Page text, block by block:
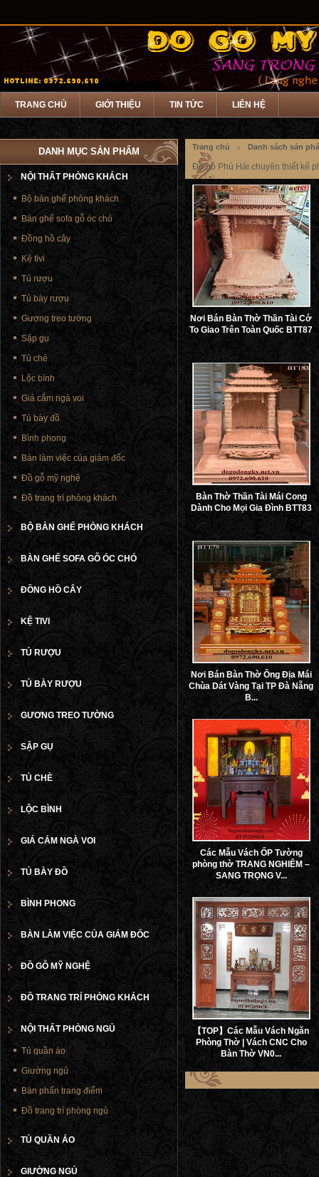
TRANG CHỦ GIỚI THIỆU TIN TỨC LIÊN HỆ
Trang chủ Danh sách sản
Đồ gỗ Phú Hải chuyên thiết kế
Nơi Bán Bàn Thờ Thần Tài Cớ
To Giao Trên Toàn Quốc BTT87
Bàn Thờ Thần Tài Mái Cong
Dành Cho Mọi Gia Đình BTT83
Nơi Bán Bàn Thờ Ông Địa Mái
Chùa Dát Vàng Tại TP Đà Nẵng
B...
Các Mẫu Vách ỐP Tường
phòng thờ TRANG NGHIÊM –
SANG TRỌNG V...
【TOP】Các Mẫu Vách Ngăn
Phòng Thờ | Vách CNC Cho
Bàn Thờ VN0...
DANH MỤC SẢN PHẨM
NỘI THẤT PHÒNG KHÁCH
Bộ bàn ghế phòng khách
Bàn ghế sofa gỗ óc chó
Đồng hồ cây
Kệ tivi
Tủ rượu
Tủ bày rượu
Gương treo tường
Sập gụ
Tủ chè
Lộc bình
Giá cắm ngà voi
Tủ bày đồ
Bình phong
Bàn làm việc của giám đốc
Đồ gỗ mỹ nghệ
Đồ trang trí phòng khách
BỘ BÀN GHẾ PHÒNG KHÁCH
BÀN GHẾ SOFA GỖ ÓC CHÓ
ĐỒNG HỒ CÂY
KỆ TIVI
TỦ RƯỢU
TỦ BÀY RƯỢU
GƯƠNG TREO TƯỜNG
SẬP GỤ
TỦ CHÈ
LỘC BÌNH
GIÁ CẮM NGÀ VOI
TỦ BÀY ĐỒ
BÌNH PHONG
BÀN LÀM VIỆC CỦA GIÁM ĐỐC
ĐỒ GỖ MỸ NGHỆ
ĐỒ TRANG TRÍ PHÒNG KHÁCH
NỘI THẤT PHÒNG NGỦ
Tủ quần áo
Giường ngủ
Bàn phấn trang điểm
Đồ trang trí phòng ngủ
TỦ QUẦN ÁO
GIƯỜNG NGỦ